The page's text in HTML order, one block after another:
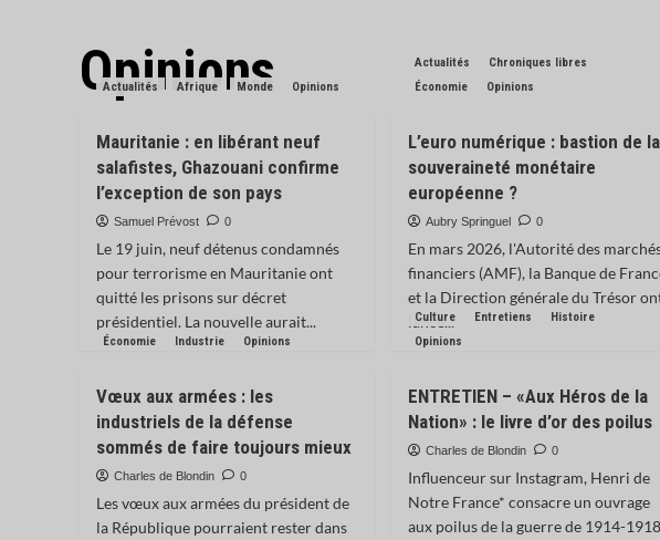
Opinions
Actualités Afrique Monde Opinions
Mauritanie : en libérant neuf
salafistes, Ghazouani confirme
l’exception de son pays
Samuel Prévost 0
Le 19 juin, neuf détenus condamnés
pour terrorisme en Mauritanie ont
quitté les prisons sur décret
présidentiel. La nouvelle aurait...
Actualités
Chroniques libres
Économie
Opinions
L’euro numérique : bastion de la
souveraineté monétaire
européenne ?
Aubry Springuel 0
En mars 2026, l'Autorité des
financiers (AMF), la Banque de
et la Direction générale du Trésor
lancé...
Économie Industrie Opinions
Vœux aux armées : les
industriels de la défense
sommés de faire toujours mieux
Charles de Blondin 0
Les vœux aux armées du président de
la République pourraient rester dans
Culture Entretiens
Histoire
Opinions
ENTRETIEN – «Aux Héros de la
Nation» : le livre d’or des poilus
Charles de Blondin 0
Influenceur sur Instagram, Henri de
Notre France* consacre un ouvrage
aux poilus de la guerre de 1914-